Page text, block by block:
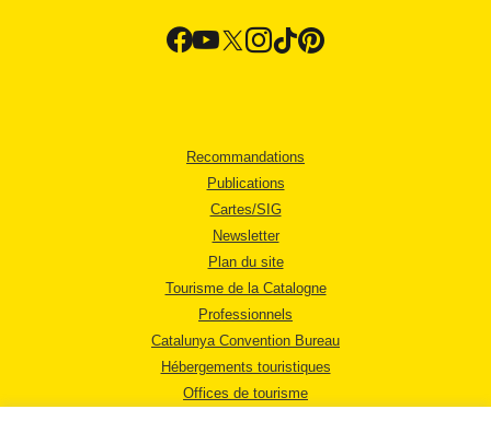
Recommandations
Publications
Cartes/SIG
Newsletter
Plan du site
Tourisme de la Catalogne
Professionnels
Catalunya Convention Bureau
Hébergements touristiques
Offices de tourisme